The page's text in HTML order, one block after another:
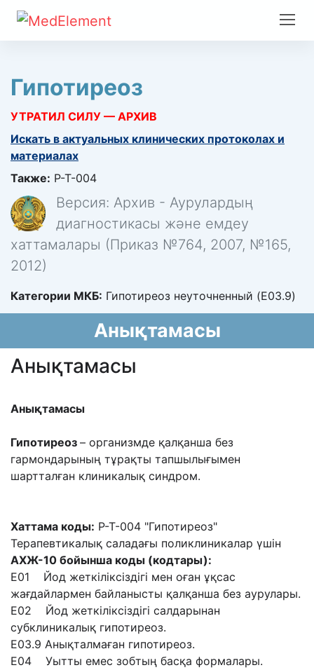
Гипотиреоз
УТРАТИЛ СИЛУ — АРХИВ
Искать в актуальных клинических протоколах и
материалах
Также: P-T-004
Версия: Архив - Аурулардың
диагностикасы және емдеу
хаттамалары (Приказ №764, 2007, №165,
2012)
Категории МКБ: Гипотиреоз неуточненный (E03.9)
Анықтамасы
Анықтамасы
Анықтамасы
Гипотиреоз – организмде қалқанша без
гармондарының тұрақты тапшылығымен
шартталған клиникалық синдром.
Хаттама коды: P-T-004 "Гипотиреоз"
Терапевтикалық саладағы поликлиникалар үшін
АХЖ-10 бойынша коды (кодтары):
Е01 Йод жеткіліксіздігі мен оған ұқсас
жағдайлармен байланысты қалқанша без аурулары.
Е02 Йод жеткіліксіздігі салдарынан
субклиникалық гипотиреоз.
Е03.9 Анықталмаған гипотиреоз.
Е04 Уытты емес зобтың басқа формалары.